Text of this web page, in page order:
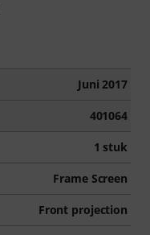
Juni 2017
401064
1 stuk
Frame Screen
Front projection